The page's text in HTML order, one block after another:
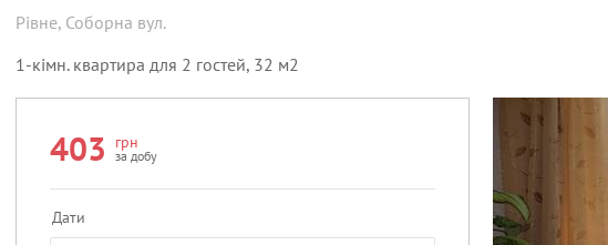
Рівне, Соборна вул.
1-кімн. квартира для 2 гостей, 32 м2
403 грн
за добу
Дати